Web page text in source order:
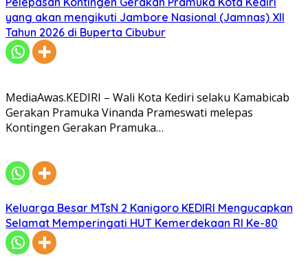
yang akan mengikuti Jambore Nasional (Jamnas) XII
Tahun 2026 di Buperta Cibubur
MediaAwas.KEDIRI – Wali Kota Kediri selaku Kamabicab
Gerakan Pramuka Vinanda Prameswati melepas
Kontingen Gerakan Pramuka…
Keluarga Besar MTsN 2 Kanigoro KEDIRI Mengucapkan
Selamat Memperingati HUT Kemerdekaan RI Ke-80